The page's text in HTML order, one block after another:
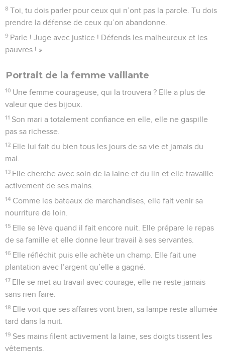
8 Toi, tu dois parler pour ceux qui n’ont pas la parole. Tu dois
prendre la défense de ceux qu’on abandonne.
9 Parle ! Juge avec justice ! Défends les malheureux et les
pauvres ! »
Portrait de la femme vaillante
10 Une femme courageuse, qui la trouvera ? Elle a plus de
valeur que des bijoux.
11 Son mari a totalement confiance en elle, elle ne gaspille
pas sa richesse.
12 Elle lui fait du bien tous les jours de sa vie et jamais du
mal.
13 Elle cherche avec soin de la laine et du lin et elle travaille
activement de ses mains.
14 Comme les bateaux de marchandises, elle fait venir sa
nourriture de loin.
15 Elle se lève quand il fait encore nuit. Elle prépare le repas
de sa famille et elle donne leur travail à ses servantes.
16 Elle réfléchit puis elle achète un champ. Elle fait une
plantation avec l’argent qu’elle a gagné.
17 Elle se met au travail avec courage, elle ne reste jamais
sans rien faire.
18 Elle voit que ses affaires vont bien, sa lampe reste allumée
tard dans la nuit.
19 Ses mains filent activement la laine, ses doigts tissent les
vêtements.